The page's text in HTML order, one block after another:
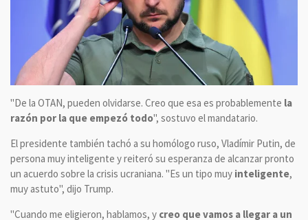
"De la OTAN, pueden olvidarse. Creo que esa es probablemente la
razón por la que empezó todo", sostuvo el mandatario.
El presidente también tachó a su homólogo ruso, Vladímir Putin, de
persona muy inteligente y reiteró su esperanza de alcanzar pronto
un acuerdo sobre la crisis ucraniana. "Es un tipo muy inteligente,
muy astuto", dijo Trump.
"Cuando me eligieron, hablamos, y creo que vamos a llegar a un